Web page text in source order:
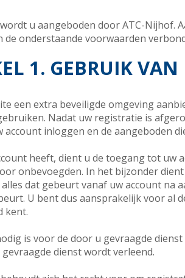
u aangeboden door ATC-Nijhof.
de onderstaande voorwaarden
1. GEBRUIK VAN
een extra beveiligde omgeving
Nadat uw registratie is
account inloggen en de aangeboden
heeft, dient u de toegang tot uw
onbevoegden. In het bijzonder
dat gebeurt vanaf uw account na
U bent dus aansprakelijk voor al
kent.
is voor de door u gevraagde
dienst wordt verleend.